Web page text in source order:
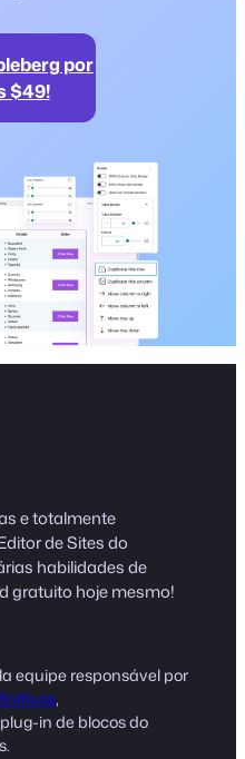
por
$49!
e totalmente
de Sites do
habilidades de
gratuito hoje mesmo!
equipe responsável por
,
in de blocos do